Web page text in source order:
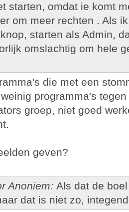
starten, omdat ie komt
om meer rechten . Als
starten als Admin,
omslachtig om hele
die met een
programma's
groep, niet goed
geven?
Anoniem: Als dat de
dat is niet zo,